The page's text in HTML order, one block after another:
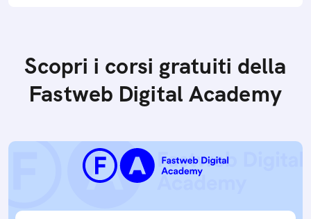
Scopri i corsi gratuiti della
Fastweb Digital Academy